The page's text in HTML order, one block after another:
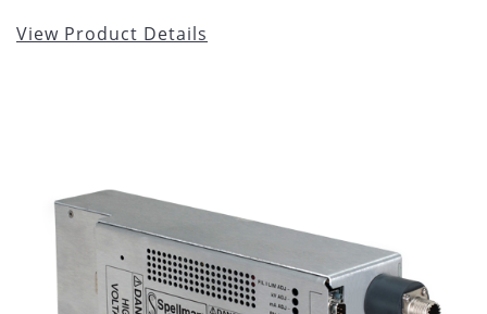
View Product Details